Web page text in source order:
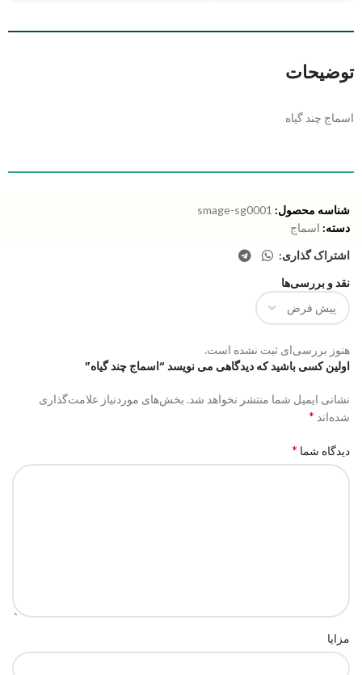
توضیحات
اسماج چند گیاه
شناسه محصول: smage-sg0001
دسته: اسماج
اشتراک گذاری:
نقد و بررسی‌ها
هنوز بررسی‌ای ثبت نشده است.
اولین کسی باشید که دیدگاهی می نویسد “اسماج چند گیاه”
نشانی ایمیل شما منتشر نخواهد شد. بخش‌های موردنیاز علامت‌گذاری
شده‌اند *
دیدگاه شما *
مزایا